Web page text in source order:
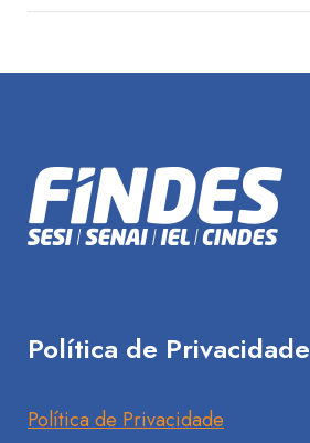
Política de Privacidade
Política de Privacidade